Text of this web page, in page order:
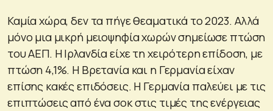
Καμία χώρα, δεν τα πήγε θεαματικά το 2023. Αλλά
μόνο μια μικρή μειοψηφία χωρών σημείωσε πτώση
του ΑΕΠ. Η Ιρλανδία είχε τη χειρότερη επίδοση, με
πτώση 4,1%. Η Βρετανία και η Γερμανία είχαν
επίσης κακές επιδόσεις. Η Γερμανία παλεύει με τις
επιπτώσεις από ένα σοκ στις τιμές της ενέργειας